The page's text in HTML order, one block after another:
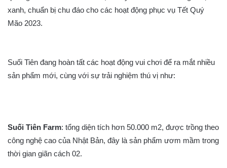
xanh, chuẩn bị chu đáo cho các hoạt động phục vụ Tết Quý
Mão 2023.
Suối Tiên đang hoàn tất các hoạt động vui chơi để ra mắt nhiều
sản phẩm mới, cùng với sự trải nghiệm thú vị như:
Suối Tiên Farm: tổng diện tích hơn 50.000 m2, được trồng theo
công nghệ cao của Nhật Bản, đây là sản phẩm ươm mầm trong
thời gian giãn cách 02.